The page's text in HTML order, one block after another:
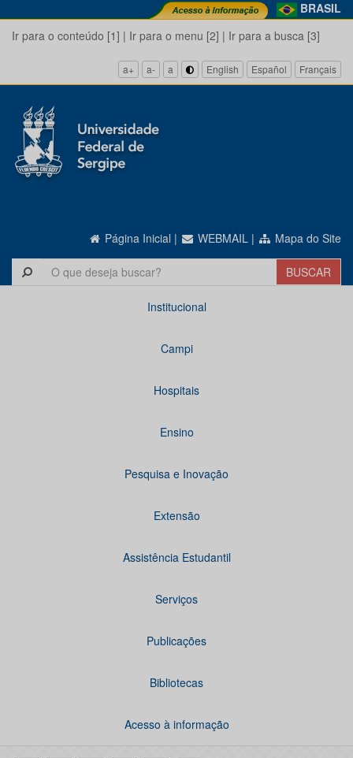
BRASIL
Ir para o conteúdo [1] | Ir para o menu [2] | Ir para a busca [3]
a+ a- a English Español Français
Página Inicial | WEBMAIL | Mapa do Site
Institucional
Campi
Hospitais
Ensino
Pesquisa e Inovação
Extensão
Assistência Estudantil
Serviços
Publicações
Bibliotecas
Acesso à informação